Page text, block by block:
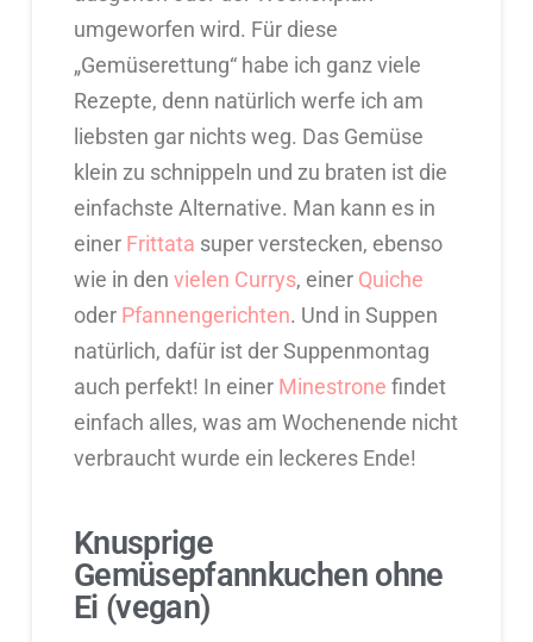
umgeworfen wird. Für diese
„Gemüserettung“ habe ich ganz viele
Rezepte, denn natürlich werfe ich am
liebsten gar nichts weg. Das Gemüse
klein zu schnippeln und zu braten ist die
einfachste Alternative. Man kann es in
einer Frittata super verstecken, ebenso
wie in den vielen Currys, einer Quiche
oder Pfannengerichten. Und in Suppen
natürlich, dafür ist der Suppenmontag
auch perfekt! In einer Minestrone findet
einfach alles, was am Wochenende nicht
verbraucht wurde ein leckeres Ende!
Knusprige
Gemüsepfannkuchen ohne
Ei (vegan)